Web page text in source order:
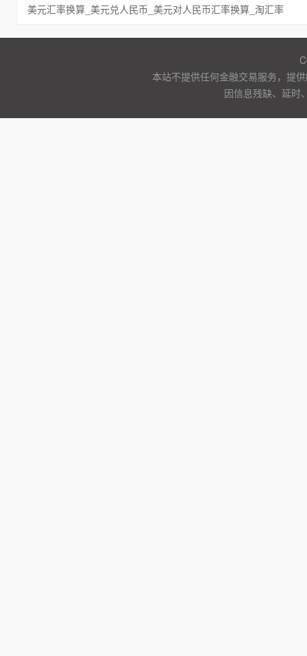
美元汇率换算_美元兑人民币_美元对人民币汇率换算_淘汇率
本站不提供任何金融交易服务，提
因信息残缺、延时